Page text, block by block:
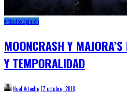
ArtículosOpinión
MOONCRASH Y
Y TEMPORALIDAD
Noel Arteche17 octubre, 2018